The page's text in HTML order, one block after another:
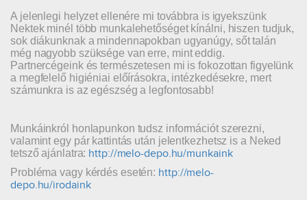
A jelenlegi helyzet ellenére mi továbbra is igyekszünk
Nektek minél több munkalehetőséget kínálni, hiszen tudjuk,
sok diákunknak a mindennapokban ugyanúgy, sőt talán
még nagyobb szüksége van erre, mint eddig.
Partnercégeink és természetesen mi is fokozottan figyelünk
a megfelelő higiéniai előírásokra, intézkedésekre, mert
számunkra is az egészség a legfontosabb!
Munkáinkról honlapunkon tudsz információt szerezni,
valamint egy pár kattintás után jelentkezhetsz is a Neked
tetsző ajánlatra: http://melo-depo.hu/munkaink
Probléma vagy kérdés esetén: http://melo-
depo.hu/irodaink